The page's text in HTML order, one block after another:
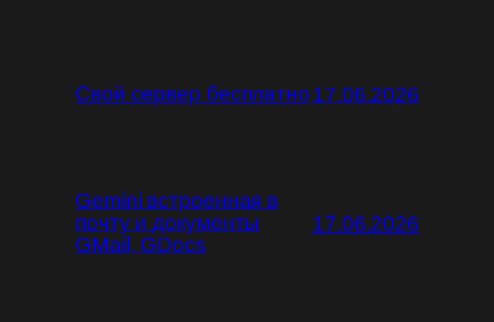
Свой сервер бесплатно17.06.2026
Gemini встроенная в
почту и документы
GMail, GDocs
17.06.2026